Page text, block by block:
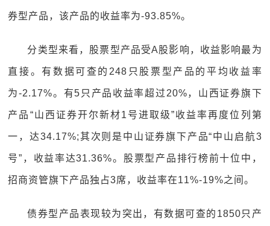
券型产品，该产品的收益率为-93.85%。
分类型来看，股票型产品受A股影响，收益影响最为
直接。有数据可查的248只股票型产品的平均收益率
为-2.17%。有5只产品收益率超过20%，山西证券旗下
产品“山西证券开尔新材1号进取级”收益率再度位列第
一，达34.17%;其次则是中山证券旗下产品“中山启航3
号”，收益率达31.36%。股票型产品排行榜前十位中，
招商资管旗下产品独占3席，收益率在11%-19%之间。
债券型产品表现较为突出，有数据可查的1850只产